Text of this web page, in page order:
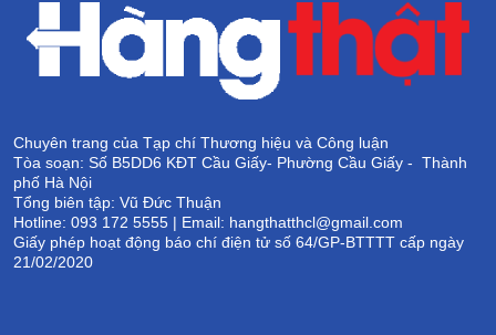
Chuyên trang của Tạp chí Thương hiệu và Công luận
Tòa soạn: Số B5DD6 KĐT Cầu Giấy- Phường Cầu Giấy - Thành
phố Hà Nội
Tổng biên tập: Vũ Đức Thuận
Hotline: 093 172 5555 | Email: hangthatthcl@gmail.com
Giấy phép hoạt động báo chí điện tử số 64/GP-BTTTT cấp ngày
21/02/2020